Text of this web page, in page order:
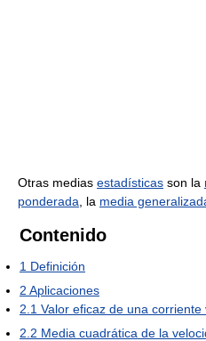
Otras medias estadísticas son la
ponderada , la media
Contenido
1 Definición
2 Aplicaciones
2.1 Valor eficaz de una corriente
2.2 Media cuadrática de la